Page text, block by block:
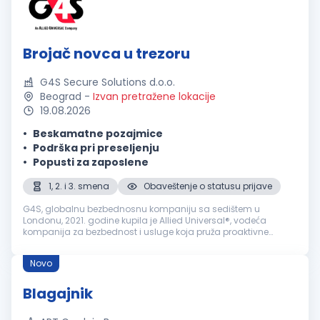
Brojač novca u trezoru
G4S Secure Solutions d.o.o.
Beograd - Izvan pretražene lokacije
19.08.2026
Beskamatne pozajmice
Podrška pri preseljenju
Popusti za zaposlene
1, 2. i 3. smena
Obaveštenje o statusu prijave
G4S, globalnu bezbednosnu kompaniju sa sedištem u
Londonu, 2021. godine kupila je Allied Universal®, vodeća
kompanija za bezbednost i usluge koja pruža proaktivne
isporuku prilagođenih, int...
Novo
Blagajnik